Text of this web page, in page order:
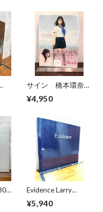
サイン 橋本環奈
¥4,950
く
Evidence Larry
¥5,940